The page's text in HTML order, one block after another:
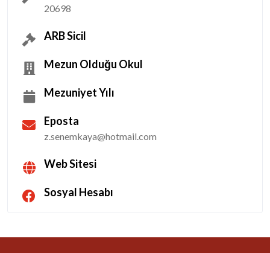
20698
ARB Sicil
Mezun Olduğu Okul
Mezuniyet Yılı
Eposta
z.senemkaya@hotmail.com
Web Sitesi
Sosyal Hesabı